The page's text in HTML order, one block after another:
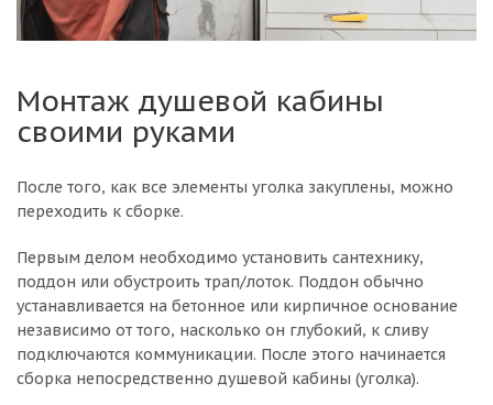
Монтаж душевой кабины
своими руками
После того, как все элементы уголка закуплены, можно
переходить к сборке.
Первым делом необходимо установить сантехнику,
поддон или обустроить трап/лоток. Поддон обычно
устанавливается на бетонное или кирпичное основание
независимо от того, насколько он глубокий, к сливу
подключаются коммуникации. После этого начинается
сборка непосредственно душевой кабины (уголка).